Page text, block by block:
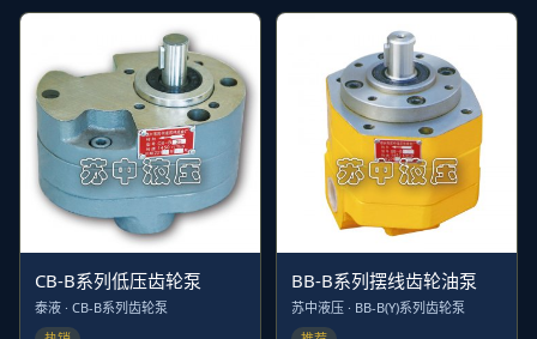
CB-B系列低压齿轮泵
泰液 · CB-B系列齿轮泵
BB-B系列摆线齿轮油泵
苏中液压 · BB-B(Y)系列齿轮泵